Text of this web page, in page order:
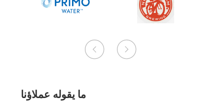
ما يقوله عملاؤنا